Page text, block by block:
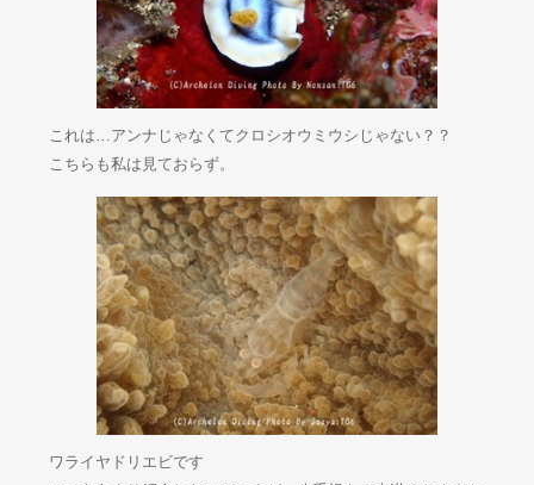
これは…アンナじゃなくてクロシオウミウシじゃない？？
こちらも私は見ておらず。
ワライヤドリエビです